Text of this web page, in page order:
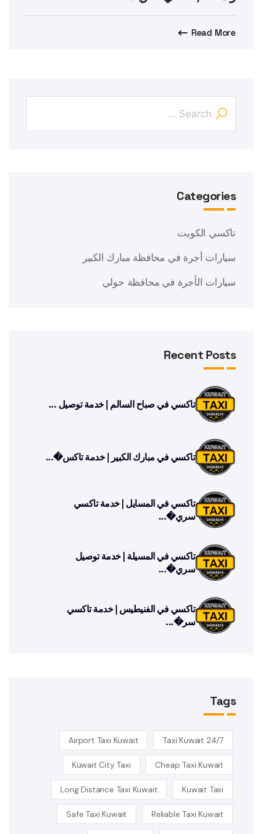
Read More
Categories
تاكسي الكويت
سيارات أجرة في محافظة مبارك الكبير
سيارات الأجرة في محافظة حولي
Recent Posts
تاكسي في صباح السالم | خدمة توصيل ...
تاكسي في مبارك الكبير | خدمة تاكس�...
تاكسي في المسايل | خدمة تاكسي
سري�...
تاكسي في المسيلة | خدمة توصيل
سري�...
تاكسي في الفنيطيس | خدمة تاكسي
سر�...
Tags
24/7 Taxi Kuwait
Airport Taxi Kuwait
Cheap Taxi Kuwait
Kuwait City Taxi
Kuwait Taxi
Long Distance Taxi Kuwait
Reliable Taxi Kuwait
Safe Taxi Kuwait